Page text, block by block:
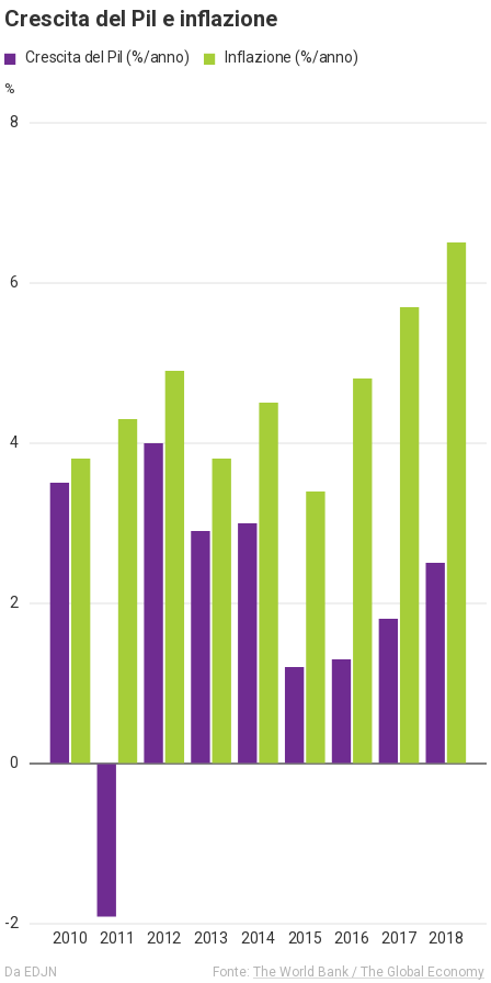
Crescita del Pil e inflazione
%
Crescita del Pil (%/anno) Inflazione (%/anno)
2018
2017
2016
2015
2014
2013
2012
2011
2010
-2
0
2
4
6
8
Fonte: The World Bank / The Global Economy
Da EDJN